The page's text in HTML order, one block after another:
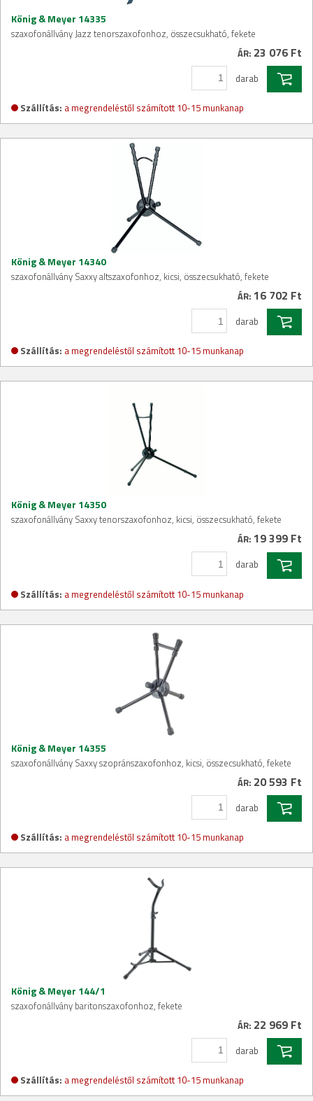
König & Meyer 14335
szaxofonállvány Jazz tenorszaxofonhoz, összecsukható, fekete
ÁR: 23 076 Ft
darab
Szállítás: a megrendeléstől számított 10-15 munkanap
König & Meyer 14340
szaxofonállvány Saxxy altszaxofonhoz, kicsi, összecsukható, fekete
ÁR: 16 702 Ft
darab
Szállítás: a megrendeléstől számított 10-15 munkanap
König & Meyer 14350
szaxofonállvány Saxxy tenorszaxofonhoz, kicsi, összecsukható, fekete
ÁR: 19 399 Ft
darab
Szállítás: a megrendeléstől számított 10-15 munkanap
König & Meyer 14355
szaxofonállvány Saxxy szopránszaxofonhoz, kicsi, összecsukható, fekete
ÁR: 20 593 Ft
darab
Szállítás: a megrendeléstől számított 10-15 munkanap
König & Meyer 144/1
szaxofonállvány baritonszaxofonhoz, fekete
ÁR: 22 969 Ft
darab
Szállítás: a megrendeléstől számított 10-15 munkanap